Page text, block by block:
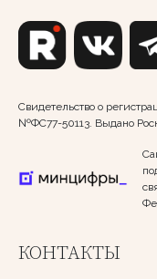
Свидетельство о
№ФС77-50113. Выдано
КОНТАКТЫ